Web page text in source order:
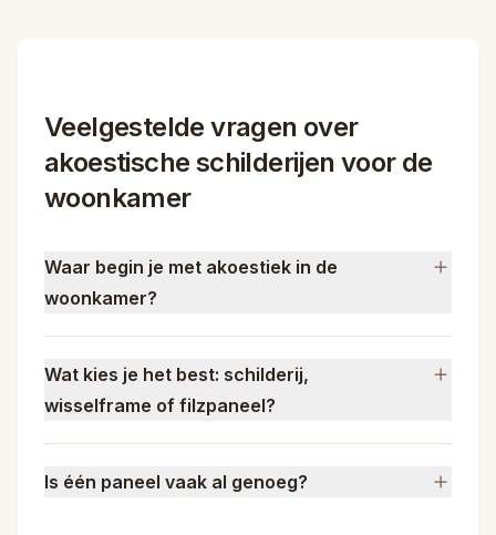
Veelgestelde vragen over
akoestische schilderijen voor de
woonkamer
Waar begin je met akoestiek in de
woonkamer?
Wat kies je het best: schilderij,
wisselframe of filzpaneel?
Is één paneel vaak al genoeg?